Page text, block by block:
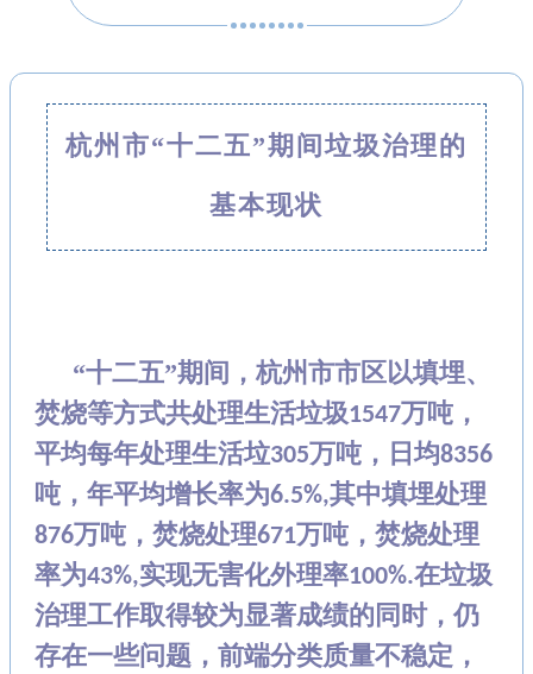
杭州市“十二五”期间垃圾治理的
基本现状
“十二五”期间，杭州市市区以填埋、
焚烧等方式共处理生活垃圾1547万吨，
平均每年处理生活垃305万吨，日均8356
吨，年平均增长率为6.5%,其中填埋处理
876万吨，焚烧处理671万吨，焚烧处理
率为43%,实现无害化外理率100%.在垃圾
治理工作取得较为显著成绩的同时，仍
存在一些问题，前端分类质量不稳定，